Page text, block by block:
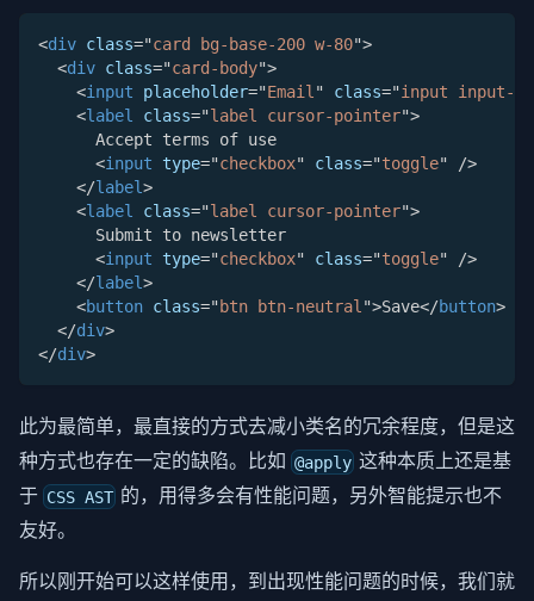
<div class="card bg-base-200 w-80">
<div class="card-body">
<input placeholder="Email " class="input input-
<label class="label cursor-pointer">
      Accept terms of use
<input type="checkbox" class="toggle"
/>
</label>
<label class="label cursor-pointer">
      Submit to newsletter
<input type="checkbox" class="toggle"
/>
</label>
<button class="btn btn-neutral ">Save</button>
</div>
</div>
此为最简单，最直接的方式去减小类名的冗余程度，但是这
种方式也存在一定的缺陷。比如 @apply 这种本质上还是基
于 CSS AST 的，用得多会有性能问题，另外智能提示也不
友好。
所以刚开始可以这样使用，到出现性能问题的时候，我们就